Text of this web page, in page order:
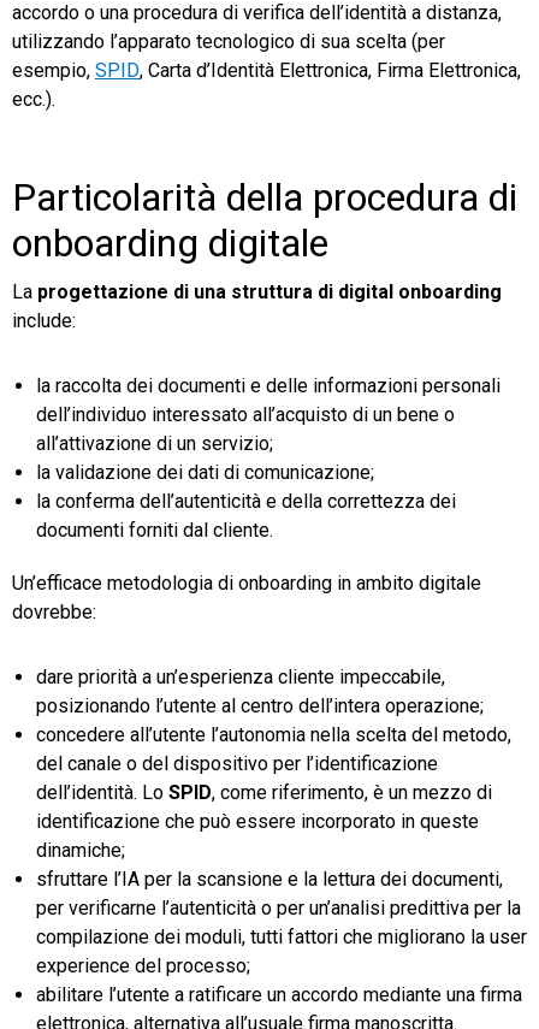
accordo o una procedura di verifica dell’identità a distanza,
utilizzando l’apparato tecnologico di sua scelta (per
esempio, SPID, Carta d’Identità Elettronica, Firma Elettronica,
ecc.).
Particolarità della procedura di
onboarding digitale
La progettazione di una struttura di digital onboarding
include:
la raccolta dei documenti e delle informazioni personali
dell’individuo interessato all’acquisto di un bene o
all’attivazione di un servizio;
la validazione dei dati di comunicazione;
la conferma dell’autenticità e della correttezza dei
documenti forniti dal cliente.
Un’efficace metodologia di onboarding in ambito digitale
dovrebbe:
dare priorità a un’esperienza cliente impeccabile,
posizionando l’utente al centro dell’intera operazione;
concedere all’utente l’autonomia nella scelta del metodo,
del canale o del dispositivo per l’identificazione
dell’identità. Lo SPID, come riferimento, è un mezzo di
identificazione che può essere incorporato in queste
dinamiche;
sfruttare l’IA per la scansione e la lettura dei documenti,
per verificarne l’autenticità o per un’analisi predittiva per la
compilazione dei moduli, tutti fattori che migliorano la user
experience del processo;
abilitare l’utente a ratificare un accordo mediante una firma
elettronica, alternativa all’usuale firma manoscritta.